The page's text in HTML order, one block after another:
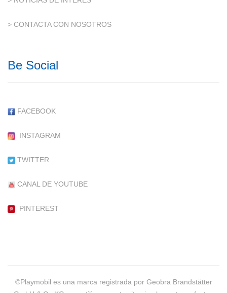
> CONTACTA CON NOSOTROS
Be Social
FACEBOOK
INSTAGRAM
TWITTER
CANAL DE YOUTUBE
PINTEREST
©Playmobil es una marca registrada por Geobra Brandstätter